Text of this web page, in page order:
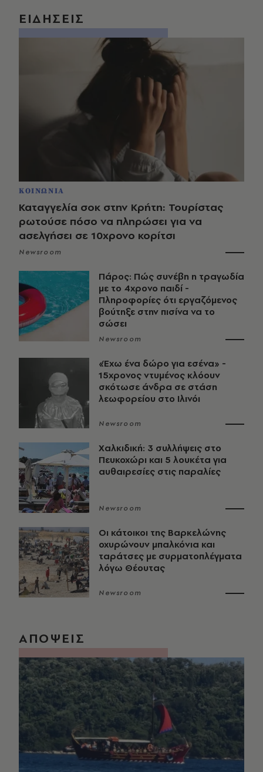
ΕΙΔΗΣΕΙΣ
ΚΟΙΝΩΝΙΑ
Καταγγελία σοκ στην Κρήτη: Τουρίστας
ρωτούσε πόσο να πληρώσει για να
ασελγήσει σε 10χρονο κορίτσι
Newsroom
Πάρος: Πώς συνέβη η τραγωδία
με το 4χρονο παιδί -
Πληροφορίες ότι εργαζόμενος
βούτηξε στην πισίνα να το
σώσει
Newsroom
«Έχω ένα δώρο για εσένα» -
15χρονος ντυμένος κλόουν
σκότωσε άνδρα σε στάση
λεωφορείου στο Ιλινόι
Newsroom
Χαλκιδική: 3 συλλήψεις στο
Πευκοχώρι και 5 λουκέτα για
αυθαιρεσίες στις παραλίες
Newsroom
Οι κάτοικοι της Βαρκελώνης
οχυρώνουν μπαλκόνια και
ταράτσες με συρματοπλέγματα
λόγω Θέουτας
Newsroom
ΑΠΟΨΕΙΣ